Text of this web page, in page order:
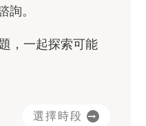
詢。
，一起探索可能
選擇時段